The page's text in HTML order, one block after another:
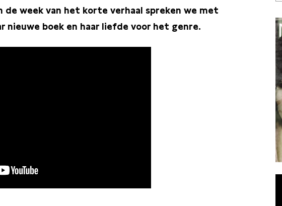
de week van het korte verhaal spreken we met
nieuwe boek en haar liefde voor het genre.